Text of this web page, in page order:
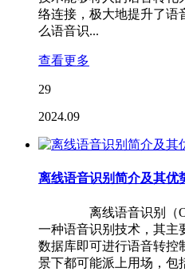
络连接，极大地提升了语
么语音识...
查看更多
29
2024.09
离线语音识别简介及其优
离线语音识别（Off-
一种语音识别技术，其主
数据库即可进行语音转控
景下都可能派上用场，包